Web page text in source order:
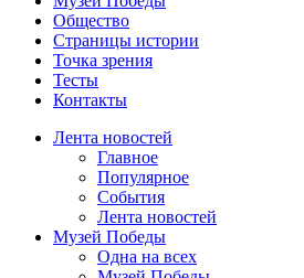
Общество
Страницы истории
Точка зрения
Тесты
Контакты
Лента новостей
Главное
Популярное
События
Лента новостей
Музей Победы
Одна на всех